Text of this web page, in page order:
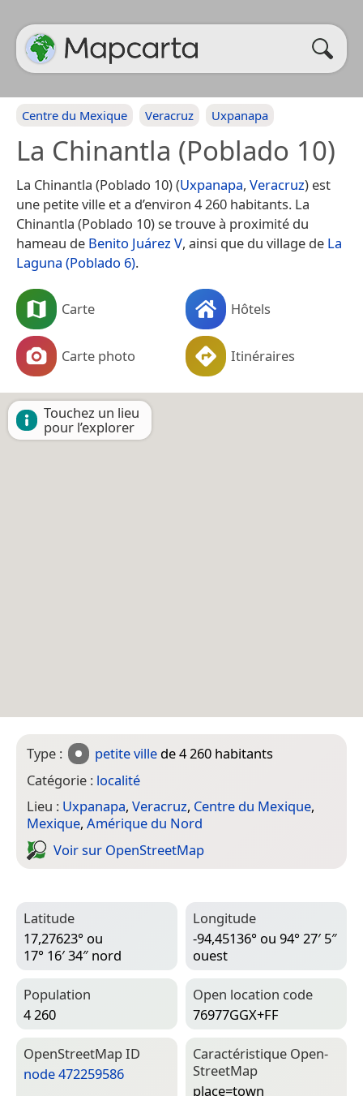
Centre du Mexique Veracruz Uxpanapa
La Chinantla (Poblado 10)
La Chinantla (Poblado 10) (Uxpanapa, Veracruz) est
une petite ville et a d’environ 4 260 habitants. La
Chinantla (Poblado 10) se trouve à proximité du
hameau de Benito Juárez V, ainsi que du village de La
Laguna (Poblado 6).
Carte Hôtels
Carte photo Itinéraires
Touchez un lieu
pour l’explorer
Type : petite ville de 4 260 habitants
Catégorie : localité
Lieu : Uxpanapa, Veracruz, Centre du Mexique,
Mexique, Amérique du Nord
Voir sur Open­Street­Map
Latitude
17,27623° ou
17° 16′ 34″ nord
Longitude
-94,45136° ou 94° 27′ 5″
ouest
Population
4 260
Open location code
76977GGX+FF
Open­Street­Map ID
node 472259586
Caractéristique Open­
Street­Map
place=­town